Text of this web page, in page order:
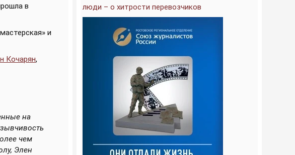
в
и
Кочарян,
на
чем
Элен
люди – о хитрости перевозчиков